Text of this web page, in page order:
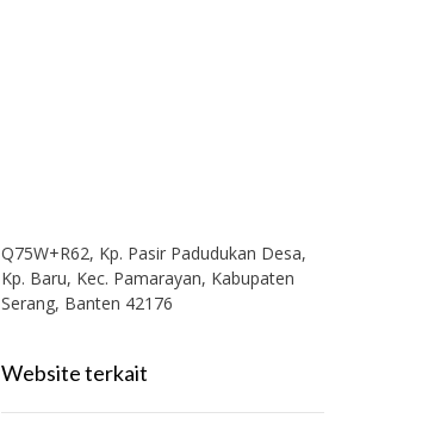
Q75W+R62, Kp. Pasir Padudukan Desa,
Kp. Baru, Kec. Pamarayan, Kabupaten
Serang, Banten 42176
Website terkait